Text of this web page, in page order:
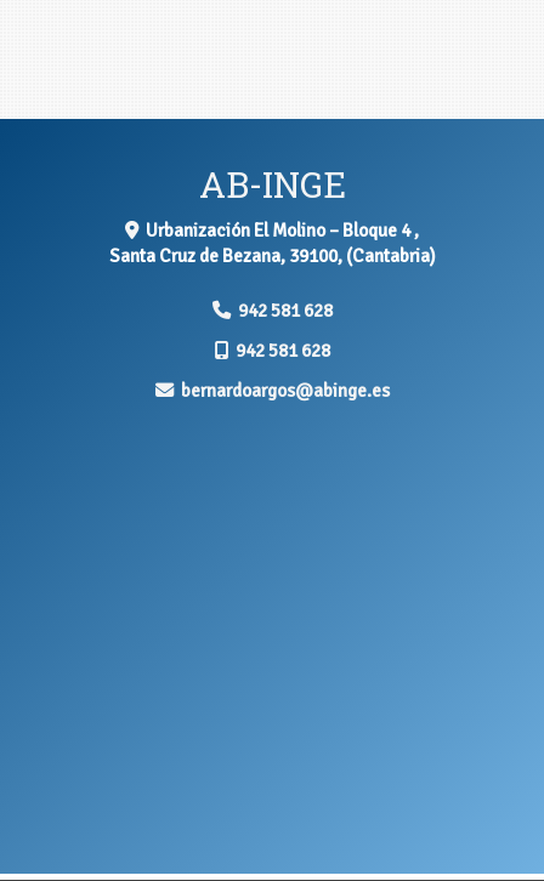
AB-INGE
Urbanización El Molino – Bloque 4 ,
Santa Cruz de Bezana, 39100, (Cantabria)
942 581 628
942 581 628
bernardoargos
abinge.es